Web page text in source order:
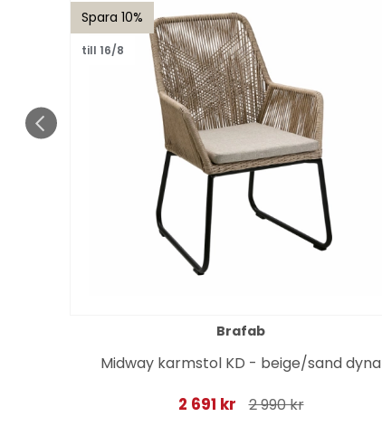
Spara 10%
till 16/8
Brafab
Midway karmstol KD - beige/sand dyna
2 691 kr 2 990 kr